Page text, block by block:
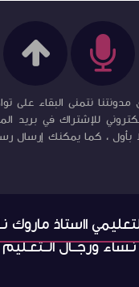
مدونتنا نتمنى البقاء على
للإشتراك في بريد
بأول ، كما يمكنك إرسال
ااستاذ ماروك
ورجــال الــتعـليم